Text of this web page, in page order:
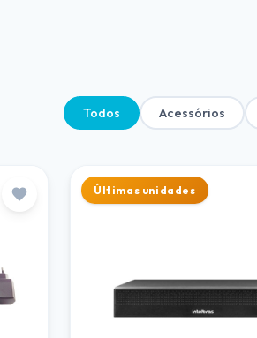
Todos Acessórios
Últimas unidades